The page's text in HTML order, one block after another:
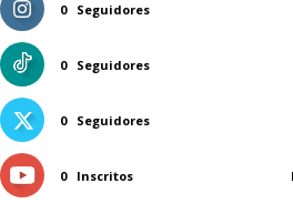
0 Seguidores
0 Seguidores
0 Seguidores
0 Inscritos